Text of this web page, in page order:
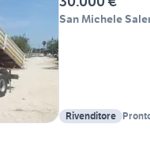
San Michele
Rivenditore